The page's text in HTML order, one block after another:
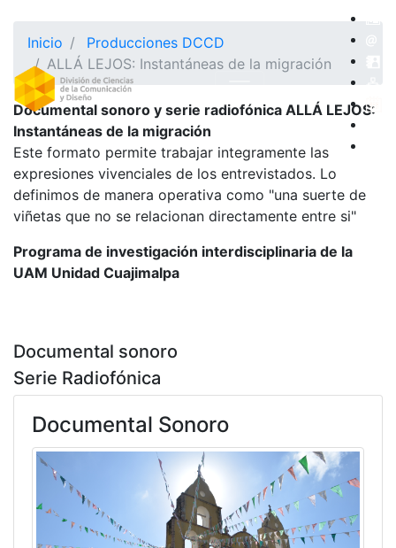
Inicio
Producciones DCCD
ALLÁ LEJOS: Instantáneas de la migración
Documental sonoro y serie radiofónica ALLÁ LEJOS:
Instantáneas de la migración
Este formato permite trabajar integramente las
expresiones vivenciales de los entrevistados. Lo
definimos de manera operativa como "una suerte de
viñetas que no se relacionan directamente entre si"
Programa de investigación interdisciplinaria de la
UAM Unidad Cuajimalpa
Documental sonoro
Serie Radiofónica
Documental Sonoro